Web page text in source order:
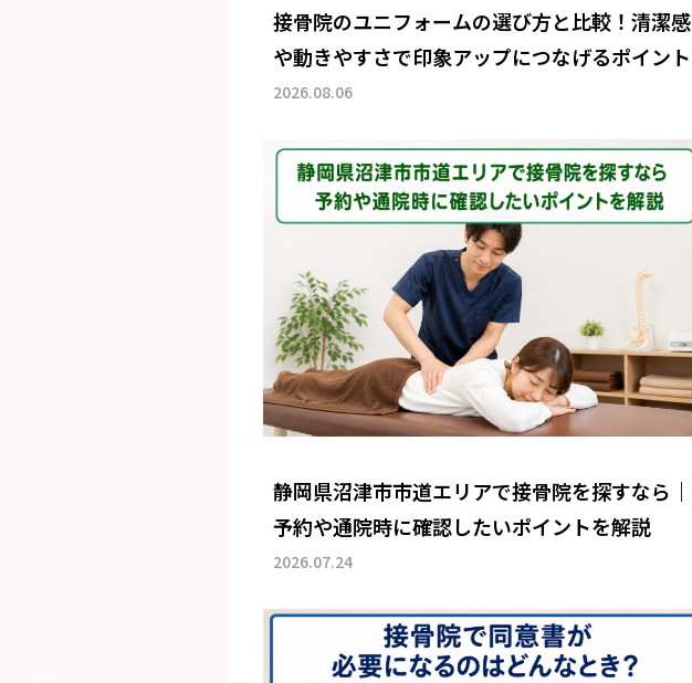
接骨院のユニフォームの選び方と比較！清潔感
や動きやすさで印象アップにつなげるポイント
2026.08.06
静岡県沼津市市道エリアで接骨院を探すなら｜
予約や通院時に確認したいポイントを解説
2026.07.24